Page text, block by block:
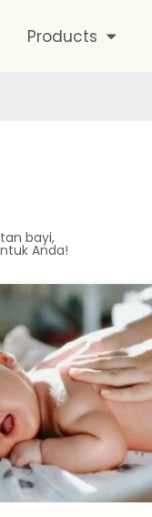
Products
bayi,
Anda!